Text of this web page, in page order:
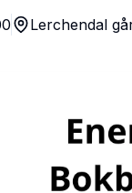
Lerchendal